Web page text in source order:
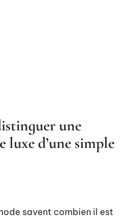
une
luxe d’une simple
savent combien il est